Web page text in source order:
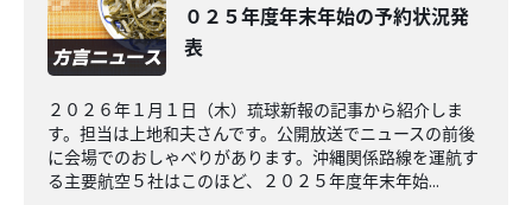
０２５年度年末年始の予約状況発
表
２０２６年１月１日（木）琉球新報の記事から紹介しま
す。担当は上地和夫さんです。公開放送でニュースの前後
に会場でのおしゃべりがあります。沖縄関係路線を運航す
る主要航空５社はこのほど、２０２５年度年末年始...